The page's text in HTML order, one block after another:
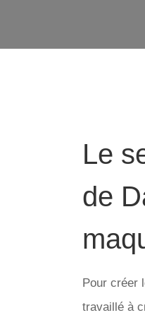
Le
de
Pour créer
travaillé à